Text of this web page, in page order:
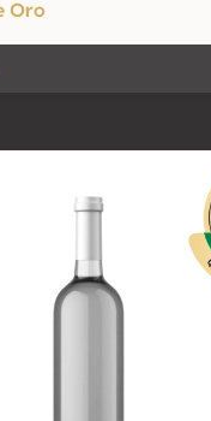
Oro